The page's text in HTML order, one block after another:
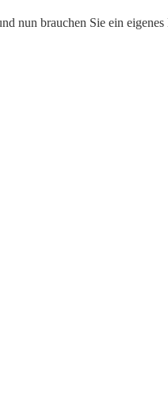
nun brauchen Sie ein